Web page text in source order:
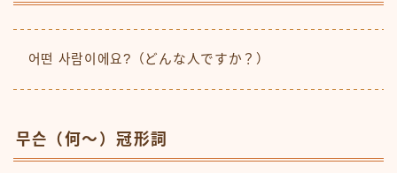
어떤 사람이에요?（どんな人ですか？）
무슨（何〜）冠形詞